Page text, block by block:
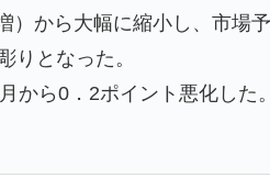
）から大幅に縮小し、市場
りとなった。
から0．2ポイント悪化し